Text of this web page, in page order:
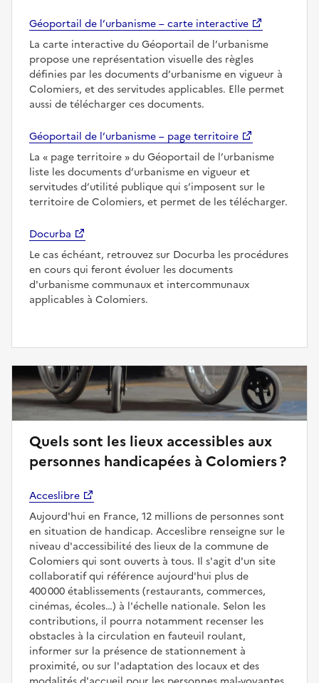
Géoportail de l’urbanisme – carte interactive
La carte interactive du Géoportail de l’urbanisme
propose une représentation visuelle des règles
définies par les documents d’urbanisme en vigueur à
Colomiers, et des servitudes applicables. Elle permet
aussi de télécharger ces documents.
Géoportail de l’urbanisme – page territoire
La
page territoire
du Géoportail de l’urbanisme
liste les documents d’urbanisme en vigueur et
servitudes d’utilité publique qui s’imposent sur le
territoire de Colomiers, et permet de les télécharger.
Docurba
Le cas échéant, retrouvez sur Docurba les procédures
en cours qui feront évoluer les documents
d'urbanisme communaux et intercommunaux
applicables à Colomiers.
Quels sont les lieux accessibles aux
personnes handicapées à Colomiers ?
Acceslibre
Aujourd'hui en France, 12 millions de personnes sont
en situation de handicap. Acceslibre renseigne sur le
niveau d'accessibilité des lieux de la commune de
Colomiers qui sont ouverts à tous. Il s'agit d'un site
collaboratif qui référence aujourd'hui plus de
400 000 établissements (restaurants, commerces,
cinémas, écoles…) à l'échelle nationale. Selon les
contributions, il pourra notamment recenser les
obstacles à la circulation en fauteuil roulant,
informer sur la présence de stationnement à
proximité, ou sur l'adaptation des locaux et des